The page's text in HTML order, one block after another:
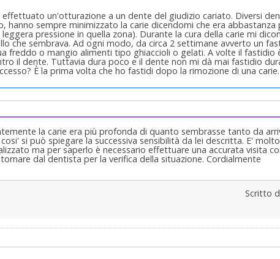
effettuato un'otturazione a un dente del giudizio cariato. Diversi
hanno sempre minimizzato la carie dicendomi che era
pressione in quella zona). Durante la cura della carie mi
che sembrava. Ad ogni modo, da circa 2 settimane avverto un
freddo o mangio alimenti tipo ghiaccioli o gelati. A volte il fastidio
il dente. Tuttavia dura poco e il dente non mi dà mai fastidio
È la prima volta che ho fastidi dopo la rimozione di una
la carie era più profonda di quanto sembrasse tanto da
si può spiegare la successiva sensibilità da lei descritta. E'
ma per saperlo è necessario effettuare una accurata visita
dal dentista per la verifica della situazione. Cordialmente
Scritto